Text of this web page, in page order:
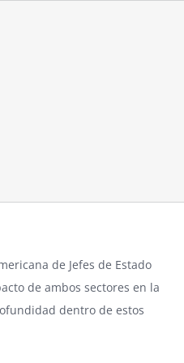
de Jefes de Estado
de ambos sectores en la
dentro de estos